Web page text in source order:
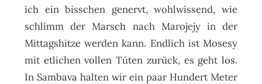
ich ein bisschen genervt, wohlwissend, wie
schlimm der Marsch nach Marojejy in der
Mittagshitze werden kann. Endlich ist Mosesy
mit etlichen vollen Tüten zurück, es geht los.
In Sambava halten wir ein paar Hundert Meter